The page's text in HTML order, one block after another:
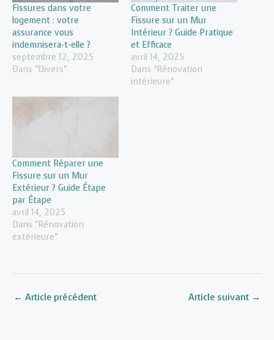
Fissures dans votre
logement : votre
assurance vous
indemnisera-t-elle ?
septembre 12, 2025
Dans "Divers"
Comment Traiter une
Fissure sur un Mur
Intérieur ? Guide Pratique
et Efficace
avril 14, 2025
Dans "Rénovation
intérieure"
Comment Réparer une
Fissure sur un Mur
Extérieur ? Guide Étape
par Étape
avril 14, 2025
Dans "Rénovation
extérieure"
← Article précédent Article suivant →